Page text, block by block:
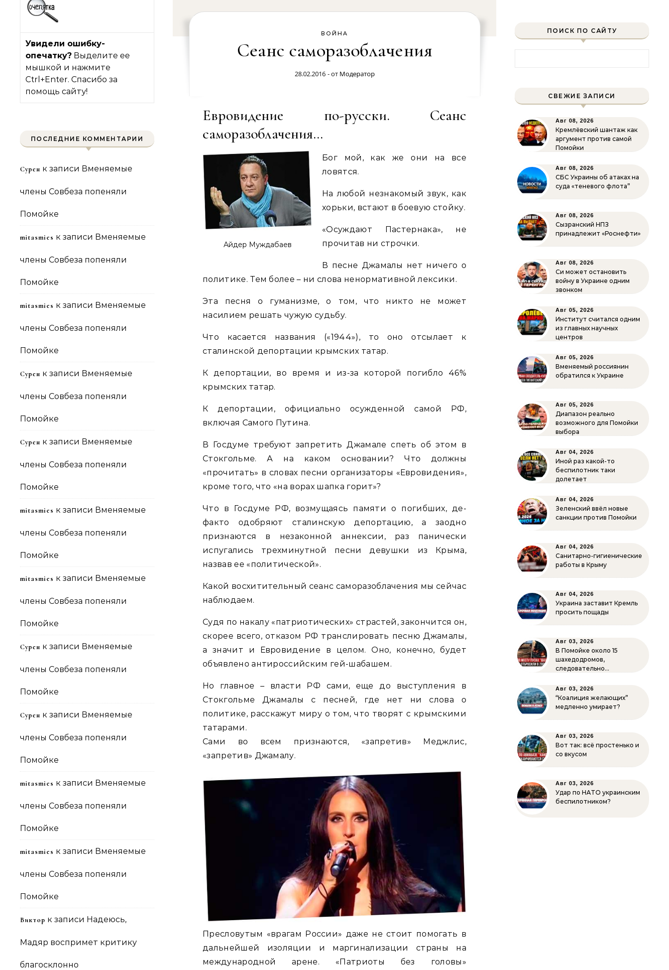
Увидели ошибку-
опечатку? Выделите ее
мышкой и нажмите
Ctrl+Enter. Спасибо за
помощь сайту!
ПОСЛЕДНИЕ КОММЕНТАРИИ
Сурен к записи Вменяемые
члены Совбеза попеняли
Помойке
mitasmies к записи Вменяемые
члены Совбеза попеняли
Помойке
mitasmies к записи Вменяемые
члены Совбеза попеняли
Помойке
Сурен к записи Вменяемые
члены Совбеза попеняли
Помойке
Сурен к записи Вменяемые
члены Совбеза попеняли
Помойке
mitasmies к записи Вменяемые
члены Совбеза попеняли
Помойке
mitasmies к записи Вменяемые
члены Совбеза попеняли
Помойке
Сурен к записи Вменяемые
члены Совбеза попеняли
Помойке
Сурен к записи Вменяемые
члены Совбеза попеняли
Помойке
mitasmies к записи Вменяемые
члены Совбеза попеняли
Помойке
mitasmies к записи Вменяемые
члены Совбеза попеняли
Помойке
Виктор к записи Надеюсь,
Мадяр воспримет критику
благосклонно
ВОЙНА
Сеанс саморазоблачения
28.02.2016 - от Модератор
Евровидение по-русски. Сеанс
саморазоблачения…
Айдер Муждабаев
Бог мой, как же они на все
ловятся.
На любой незнакомый звук, как
хорьки, встают в боевую стойку.
«Осуждают Пастернака», не
прочитав ни строчки.
В песне Джамалы нет ничего о
политике. Тем более – ни слова ненормативной лексики.
Эта песня о гуманизме, о том, что никто не может
насилием решать чужую судьбу.
Что касается названия («1944»), то оно отсылает к
сталинской депортации крымских татар.
К депортации, во время и из-за которой погибло 46%
крымских татар.
К депортации, официально осужденной самой РФ,
включая Самого Путина.
В Госдуме требуют запретить Джамале спеть об этом в
Стокгольме. А на каком основании? Что должны
«прочитать» в словах песни организаторы «Евровидения»,
кроме того, что «на ворах шапка горит»?
Что в Госдуме РФ, возмущаясь памяти о погибших, де-
факто одобряют сталинскую депортацию, а заодно
признаются в незаконной аннексии, раз панически
испугались трехминутной песни девушки из Крыма,
назвав ее «политической».
Какой восхитительный сеанс саморазоблачения мы сейчас
наблюдаем.
Судя по накалу «патриотических» страстей, закончится он,
скорее всего, отказом РФ транслировать песню Джамалы,
а значит и Евровидение в целом. Оно, конечно, будет
объявлено антироссийским гей-шабашем.
Но главное – власти РФ сами, еще до выступления в
Стокгольме Джамалы с песней, где нет ни слова о
политике, расскажут миру о том, что творят с крымскими
татарами.
Сами во всем признаются, «запретив» Меджлис,
«запретив» Джамалу.
Пресловутым «врагам России» даже не стоит помогать в
дальнейшей изоляции и маргинализации страны на
международной арене. «Патриоты без головы»
ПОИСК ПО САЙТУ
СВЕЖИЕ ЗАПИСИ
Авг 08, 2026
Кремлёвский шантаж как
аргумент против самой
Помойки
Авг 08, 2026
СБС Украины об атаках на
суда «теневого флота”
Авг 08, 2026
Сызранский НПЗ
принадлежит «Роснефти»
Авг 08, 2026
Си может остановить
войну в Украине одним
звонком
Авг 05, 2026
Институт считался одним
из главных научных
центров
Авг 05, 2026
Вменяемый россиянин
обратился к Украине
Авг 05, 2026
Диапазон реально
возможного для Помойки
выбора
Авг 04, 2026
Иной раз какой-то
беспилотник таки
долетает
Авг 04, 2026
Зеленский ввёл новые
санкции против Помойки
Авг 04, 2026
Санитарно-гигиенические
работы в Крыму
Авг 04, 2026
Украина заставит Кремль
просить пощады
Авг 03, 2026
В Помойке около 15
шахедодромов,
следовательно…
Авг 03, 2026
“Коалиция желающих”
медленно умирает?
Авг 03, 2026
Вот так: всё простенько и
со вкусом
Авг 03, 2026
Удар по НАТО украинским
беспилотником?